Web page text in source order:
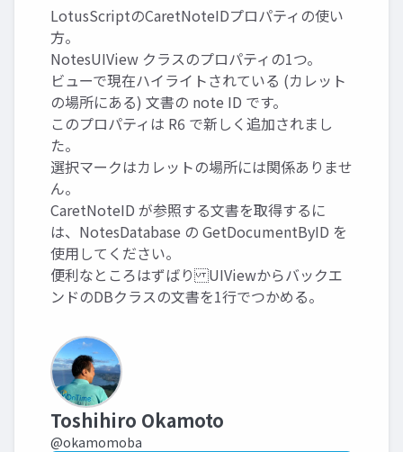
LotusScriptのCaretNoteIDプロパティの使い
方。
NotesUIView クラスのプロパティの1つ。
ビューで現在ハイライトされている (カレット
の場所にある) 文書の note ID です。
このプロパティは R6 で新しく追加されまし
た。
選択マークはカレットの場所には関係ありませ
ん。
CaretNoteID が参照する文書を取得するに
は、NotesDatabase の GetDocumentByID を
使用してください。
便利なところはずばり UIViewからバックエ
ンドのDBクラスの文書を1行でつかめる。
Toshihiro Okamoto
@okamomoba